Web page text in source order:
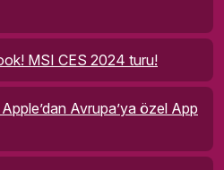
MSI CES 2024 turu!
Avrupa’ya özel App